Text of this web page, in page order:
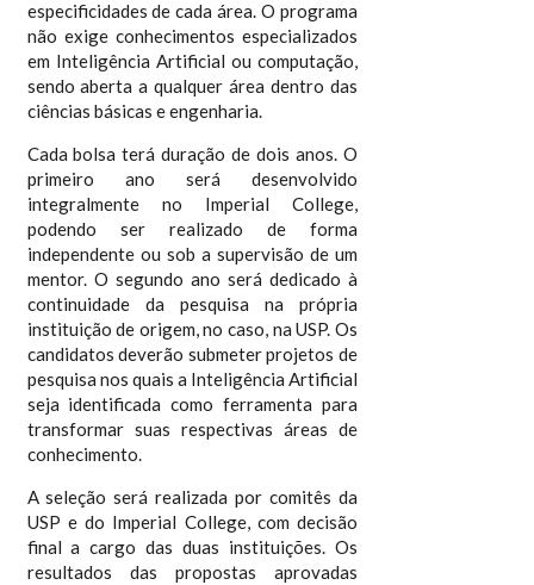
especificidades de cada área. O programa
não exige conhecimentos especializados
em Inteligência Artificial ou computação,
sendo aberta a qualquer área dentro das
ciências básicas e engenharia.
Cada bolsa terá duração de dois anos. O
primeiro ano será desenvolvido
integralmente no Imperial College,
podendo ser realizado de forma
independente ou sob a supervisão de um
mentor. O segundo ano será dedicado à
continuidade da pesquisa na própria
instituição de origem, no caso, na USP. Os
candidatos deverão submeter projetos de
pesquisa nos quais a Inteligência Artificial
seja identificada como ferramenta para
transformar suas respectivas áreas de
conhecimento.
A seleção será realizada por comitês da
USP e do Imperial College, com decisão
final a cargo das duas instituições. Os
resultados das propostas aprovadas